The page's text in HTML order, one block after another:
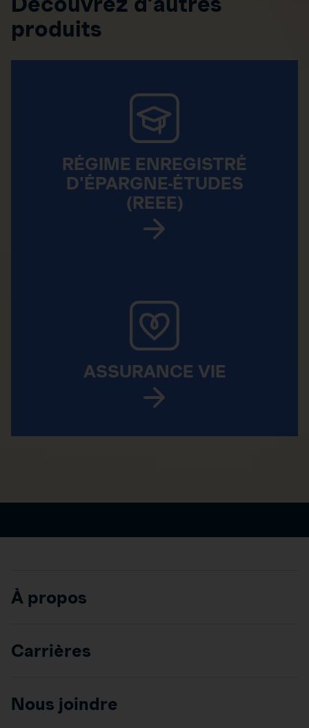
produits
RÉGIME ENREGISTRÉ
D'ÉPARGNE-ÉTUDES
(REEE)
ASSURANCE VIE
À propos
Carrières
Nous joindre